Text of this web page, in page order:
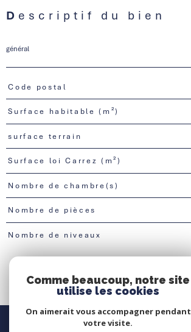
Descriptif du bien
général
TRAD_PAMPERO_Caracteristique
Code postal
Surface habitable (m²)
surface terrain
Surface loi Carrez (m²)
Nombre de chambre(s)
Nombre de pièces
Nombre de niveaux
Nous contacter
Comme beaucoup, notre site
utilise les cookies
On aimerait vous accompagner pendant
votre visite.